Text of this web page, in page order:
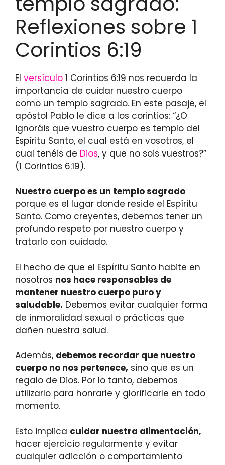
Reflexiones sobre 1
Corintios 6:19
El versículo 1 Corintios 6:19 nos recuerda la
importancia de cuidar nuestro cuerpo
como un templo sagrado. En este pasaje, el
apóstol Pablo le dice a los corintios: “¿O
ignoráis que vuestro cuerpo es templo del
Espíritu Santo, el cual está en vosotros, el
cual tenéis de Dios, y que no sois vuestros?”
(1 Corintios 6:19).
Nuestro cuerpo es un templo sagrado
porque es el lugar donde reside el Espíritu
Santo. Como creyentes, debemos tener un
profundo respeto por nuestro cuerpo y
tratarlo con cuidado.
El hecho de que el Espíritu Santo habite en
nosotros nos hace responsables de
mantener nuestro cuerpo puro y
saludable. Debemos evitar cualquier forma
de inmoralidad sexual o prácticas que
dañen nuestra salud.
Además, debemos recordar que nuestro
cuerpo no nos pertenece, sino que es un
regalo de Dios. Por lo tanto, debemos
utilizarlo para honrarle y glorificarle en todo
momento.
Esto implica cuidar nuestra alimentación,
hacer ejercicio regularmente y evitar
cualquier adicción o comportamiento